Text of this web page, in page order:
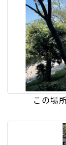
この場